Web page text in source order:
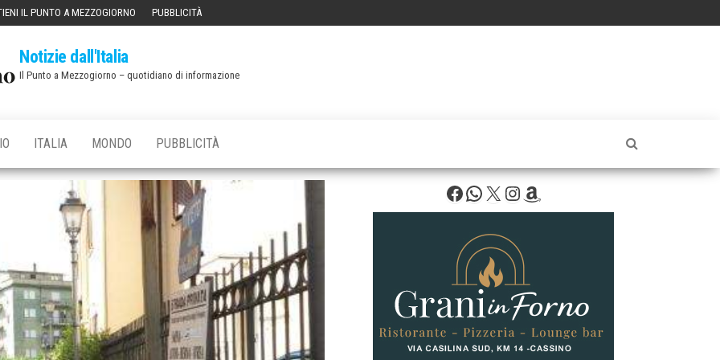
IL PUNTO A MEZZOGIORNO PUBBLICITÀ
Notizie dall'Italia
Il Punto a Mezzogiorno – quotidiano di informazione
ITALIA MONDO PUBBLICITÀ
Facebook
WhatsApp
X Instagram
Amazon